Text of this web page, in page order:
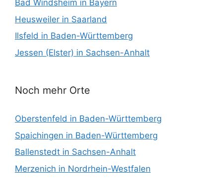
Bad Windsheim in Bayern
Heusweiler in Saarland
Ilsfeld in Baden-Württemberg
Jessen (Elster) in Sachsen-Anhalt
Noch mehr Orte
Oberstenfeld in Baden-Württemberg
Spaichingen in Baden-Württemberg
Ballenstedt in Sachsen-Anhalt
Merzenich in Nordrhein-Westfalen